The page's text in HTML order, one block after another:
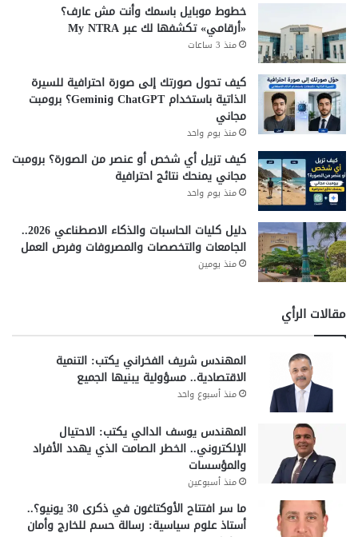
خطوط موبايل باسمك وأنت مش عارف؟
«أرقامي» تكشفها لك عبر My NTRA
منذ 3 ساعات
كيف تحول صورتك إلى صورة احترافية للسيرة
الذاتية باستخدام ChatGPT وGemini؟ برومبت
مجاني
منذ يوم واحد
كيف تزيل أي شخص أو عنصر من الصورة؟ برومبت
مجاني يمنحك نتائج احترافية
منذ يوم واحد
دليل كليات الحاسبات والذكاء الاصطناعي 2026..
الجامعات والتخصصات والمصروفات وفرص العمل
منذ يومين
مقالات الرأي
المهندس شريف الفخراني يكتب: التنمية
الاقتصادية.. مسؤولية يبنيها الجميع
منذ أسبوع واحد
المهندس يوسف الدالي يكتب: الاحتيال
الإلكتروني.. الخطر الصامت الذي يهدد الأفراد
والمؤسسات
منذ أسبوعين
ما سر افتتاح الأوكتاغون في ذكرى 30 يونيو؟..
أستاذ علوم سياسية: رسالة حسم للخارج وأمان